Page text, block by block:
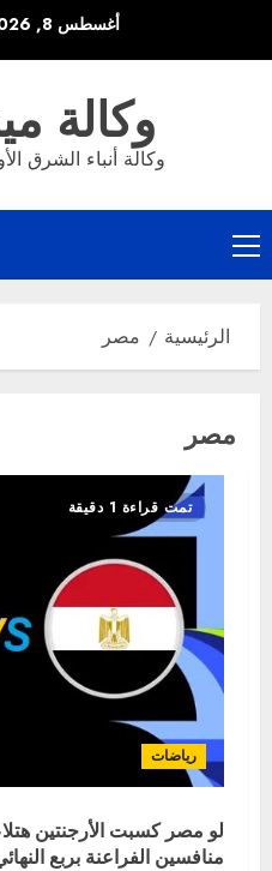
أغسطس 8, 2026
وكالة
وكالة أنباء الشرق
القائمة
الرئيسية
الرئيسية مصر
مصر
تمت قراءة 1 دقيقة
رياضات
لو مصر كسبت الأرجنتين
منافسين الفراعنة بربع